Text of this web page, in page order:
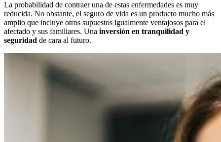
La probabilidad de contraer una de estas enfermedades es muy
reducida. No obstante, el seguro de vida es un producto mucho más
amplio que incluye otros supuestos igualmente ventajosos para el
afectado y sus familiares. Una inversión en tranquilidad y
seguridad de cara al futuro.